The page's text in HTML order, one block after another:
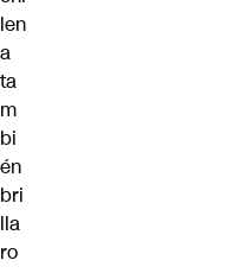
len
a
ta
m
bi
én
bri
lla
ro